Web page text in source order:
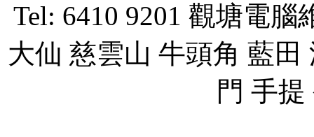
Tel: 6410 9201 觀塘電
大仙 慈雲山 牛頭角 藍
門 手